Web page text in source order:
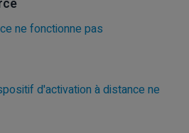
ne fonctionne pas
d'activation à distance ne